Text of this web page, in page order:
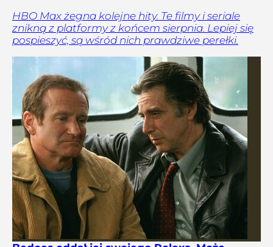
HBO Max żegna kolejne hity. Te filmy i seriale
znikną z platformy z końcem sierpnia. Lepiej się
pospieszyć, są wśród nich prawdziwe perełki.